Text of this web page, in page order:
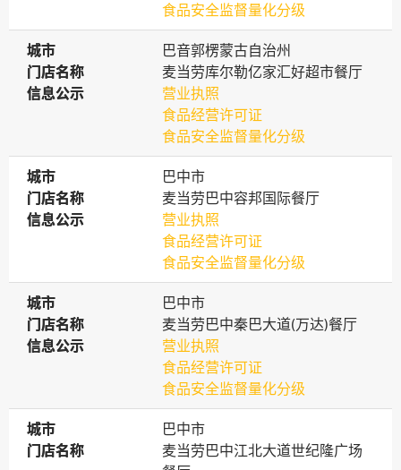
食品安全监督量化分级
城市
城市
巴音郭楞蒙古自治州
门店名称
门店名称
麦当劳库尔勒亿家汇好超市餐厅
信息公示
信息公示
营业执照
食品经营许可证
食品安全监督量化分级
城市
城市
巴中市
门店名称
门店名称
麦当劳巴中容邦国际餐厅
信息公示
信息公示
营业执照
食品经营许可证
食品安全监督量化分级
城市
城市
巴中市
门店名称
门店名称
麦当劳巴中秦巴大道(万达)餐厅
信息公示
信息公示
营业执照
食品经营许可证
食品安全监督量化分级
城市
城市
巴中市
门店名称
门店名称
麦当劳巴中江北大道世纪隆广场